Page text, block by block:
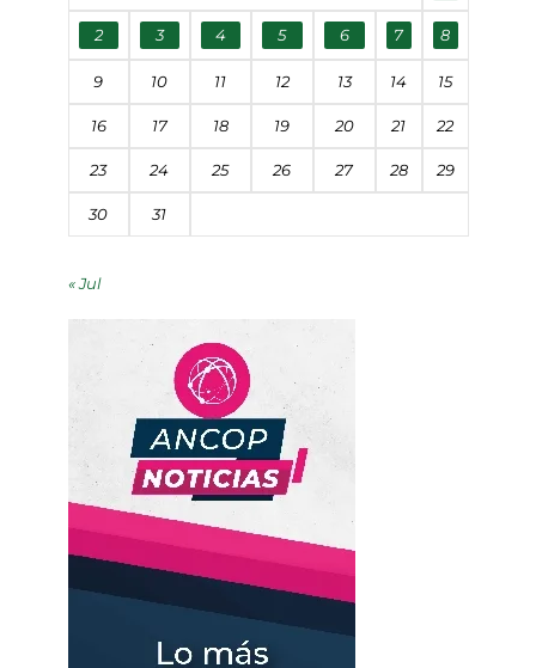
2 3 4 5 6 7 8
9 10 11 12 13 14 15
16 17 18 19 20 21 22
23 24 25 26 27 28 29
30 31
« Jul